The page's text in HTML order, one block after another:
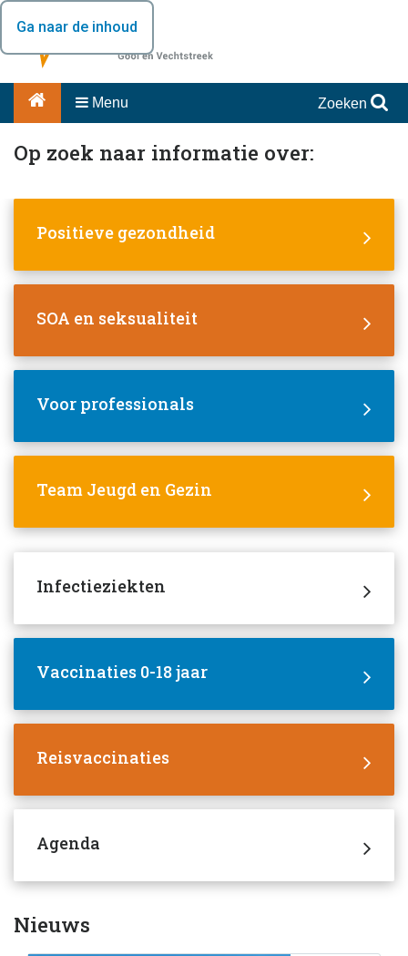
Ga naar de inhoud
Menu Zoeken
Op zoek naar informatie over:
Positieve gezondheid
SOA en seksualiteit
Voor professionals
Team Jeugd en Gezin
Infectieziekten
Vaccinaties 0-18 jaar
Reisvaccinaties
Agenda
Nieuws